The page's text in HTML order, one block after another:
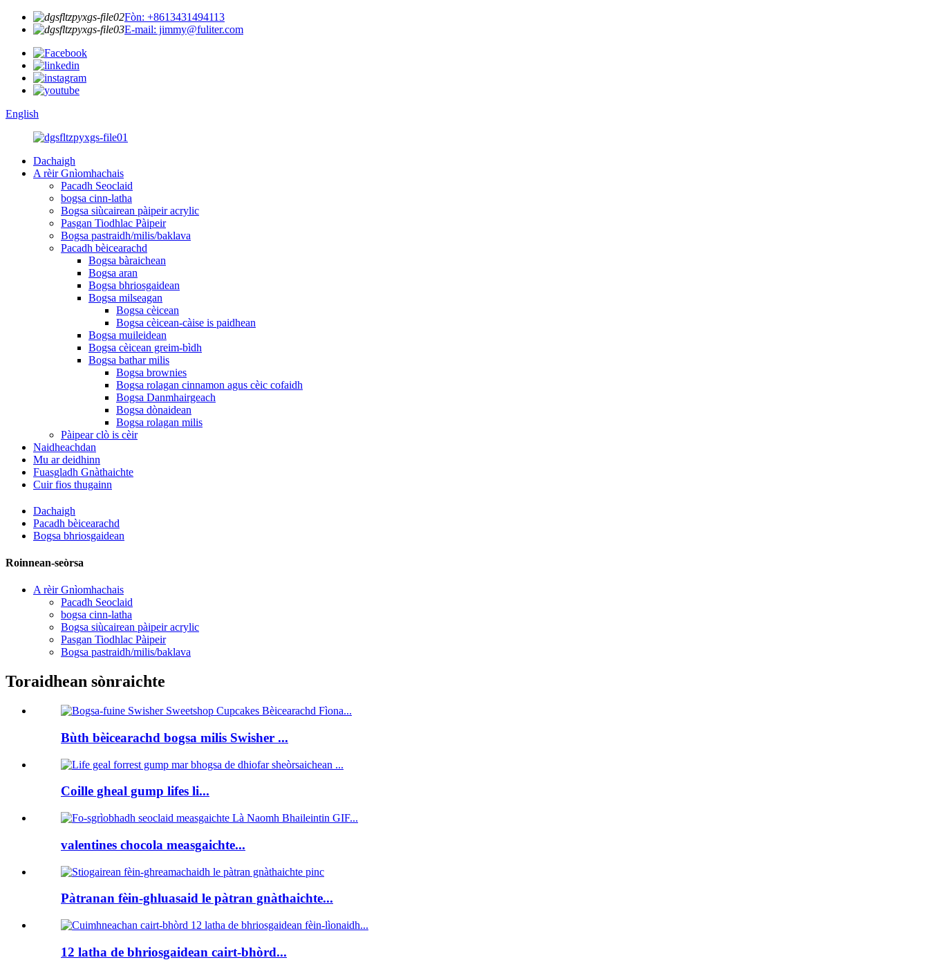
Fòn: +8613431494113
E-mail: jimmy@fuliter.com
English
Dachaigh
A rèir Gnìomhachais
Pacadh Seoclaid
bogsa cinn-latha
Bogsa siùcairean pàipeir acrylic
Pasgan Tiodhlac Pàipeir
Bogsa pastraidh/milis/baklava
Pacadh bèicearachd
Bogsa bàraichean
Bogsa aran
Bogsa bhriosgaidean
Bogsa milseagan
Bogsa cèicean
Bogsa cèicean-càise is paidhean
Bogsa muileidean
Bogsa cèicean greim-bìdh
Bogsa bathar milis
Bogsa brownies
Bogsa rolagan cinnamon agus cèic cofaidh
Bogsa Danmhairgeach
Bogsa dònaidean
Bogsa rolagan milis
Pàipear clò is cèir
Naidheachdan
Mu ar deidhinn
Fuasgladh Gnàthaichte
Cuir fios thugainn
Dachaigh
Pacadh bèicearachd
Bogsa bhriosgaidean
Roinnean-seòrsa
A rèir Gnìomhachais
Pacadh Seoclaid
bogsa cinn-latha
Bogsa siùcairean pàipeir acrylic
Pasgan Tiodhlac Pàipeir
Bogsa pastraidh/milis/baklava
Toraidhean sònraichte
Bùth bèicearachd bogsa milis Swisher ...
Coille gheal gump lifes li...
valentines chocola measgaichte...
Pàtranan fèin-ghluasaid le pàtran gnàthaichte...
12 latha de bhriosgaidean cairt-bhòrd...